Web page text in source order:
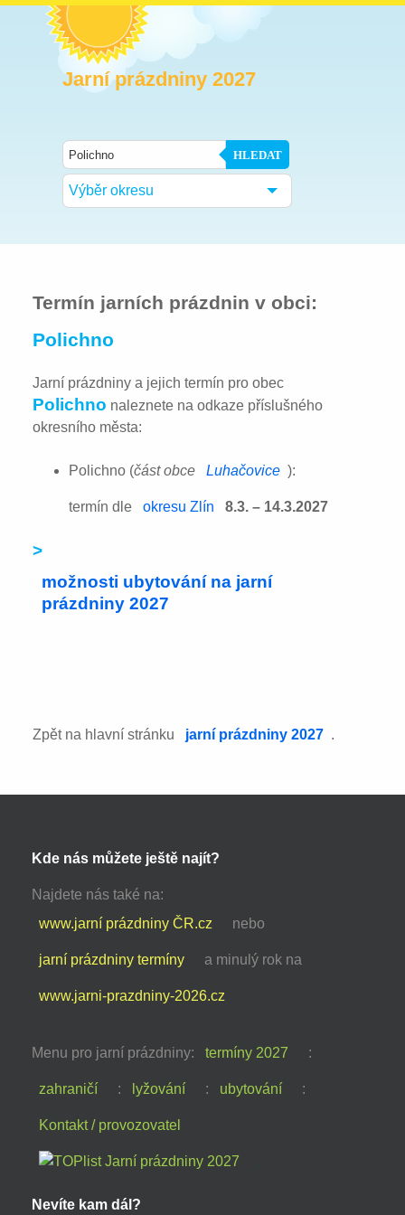
Jarní prázdniny 2027
HLEDAT
Výběr okresu
Termín jarních prázdnin v obci:
Polichno
Jarní prázdniny a jejich termín pro obec
Polichno naleznete na odkaze příslušného
okresního města:
Polichno (část obce Luhačovice ):
termín dle okresu Zlín 8.3. – 14.3.2027
>
možnosti ubytování na jarní
prázdniny 2027
Zpět na hlavní stránku jarní prázdniny 2027 .
Kde nás můžete ještě najít?
Najdete nás také na:
www.jarní prázdniny ČR.cz
nebo
jarní prázdniny termíny a minulý rok na
www.jarni-prazdniny-2026.cz
Menu pro jarní prázdniny: termíny 2027 :
zahraničí : lyžování : ubytování :
Kontakt / provozovatel
Nevíte kam dál?